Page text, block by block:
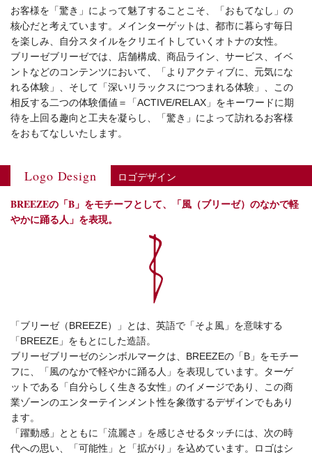
お客様を「驚き」によって魅了することこそ、「おもてなし」の
核心だと考えています。メインターゲットは、都市に暮らす毎日
を楽しみ、自分スタイルをクリエイトしていくオトナの女性。
ブリーゼブリーゼでは、店舗構成、商品ライン、サービス、イベ
ントなどのコンテンツにおいて、「よりアクティブに、元気にな
れる体験」、そして「深いリラックスにつつまれる体験」、この
相反する二つの体験価値＝「ACTIVE/RELAX」をキーワードに期
待を上回る趣向と工夫を凝らし、「驚き」によって訪れるお客様
をおもてなしいたします。
Logo Design ロゴデザイン
BREEZEの「B」をモチーフとして、「風（ブリーゼ）のなかで軽
やかに踊る人」を表現。
「ブリーゼ（BREEZE）」とは、英語で「そよ風」を意味する
「BREEZE」をもとにした造語。
ブリーゼブリーゼのシンボルマークは、BREEZEの「B」をモチー
フに、「風のなかで軽やかに踊る人」を表現しています。ターゲ
ットである「自分らしく生きる女性」のイメージであり、この商
業ゾーンのエンターテインメント性を象徴するデザインでもあり
ます。
「躍動感」とともに「流麗さ」を感じさせるタッチには、次の時
代への思い、「可能性」と「拡がり」を込めています。ロゴはシ